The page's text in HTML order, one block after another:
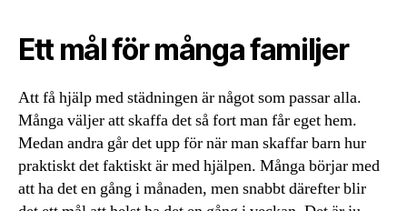
Ett mål för många familjer
Att få hjälp med städningen är något som passar alla.
Många väljer att skaffa det så fort man får eget hem.
Medan andra går det upp för när man skaffar barn hur
praktiskt det faktiskt är med hjälpen. Många börjar med
att ha det en gång i månaden, men snabbt därefter blir